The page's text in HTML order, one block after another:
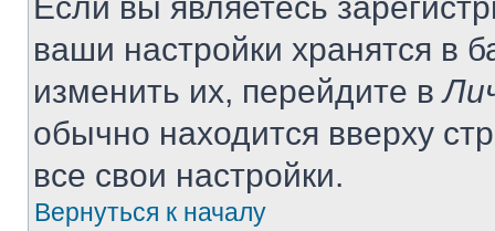
ваши настройки хранятся в
изменить их, перейдите в
обычно находится вверху
все свои настройки.
Вернуться к началу